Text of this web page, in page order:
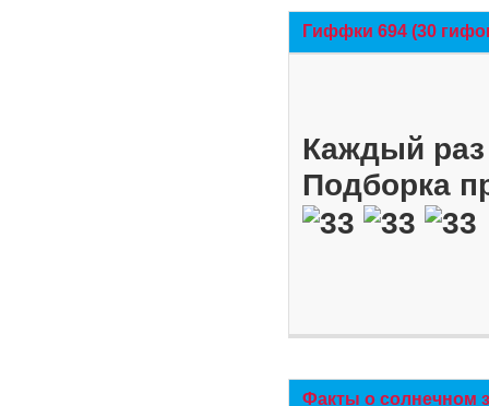
Гиффки 694 (30
Каждый
Подборка
Факты о солнечном